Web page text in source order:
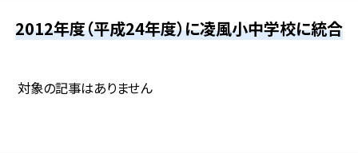
2012年度（平成24年度）に凌風小中学校に統合
対象の記事はありません